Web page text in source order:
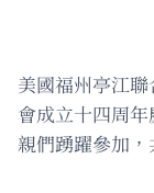
美國福州亭江
會成立十四周
親們踴躍參加，